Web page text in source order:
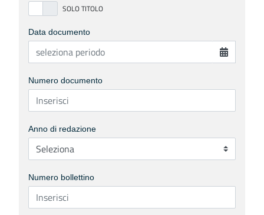
Data documento
Numero documento
Anno di redazione
Numero bollettino